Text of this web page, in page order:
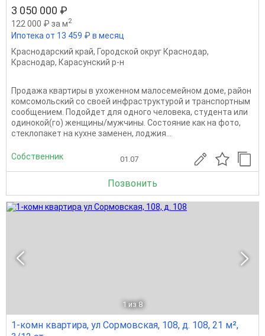
3 050 000 ₽
122 000 ₽ за м2
Ипотека от 13 459 ₽ в месяц
Краснодарский край, Городской округ Краснодар,
Краснодар, Карасунский р-н
Продажа квартиры в ухоженном малосемейном доме, район
комсомольский со своей инфраструктурой и транспортным
сообщением. Подойдет для одного человека, студента или
одинокой(го) женщины/мужчины. Состояние как на фото,
стеклопакет на кухне заменен, лоджия...
Собственник 01.07
Позвонить
1 из 8
1-комн квартира, ул Сормовская, 108, д. 108, 21 м²,